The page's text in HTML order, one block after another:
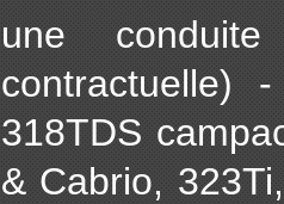
une
contractuelle)
318TDS
& Cabrio,